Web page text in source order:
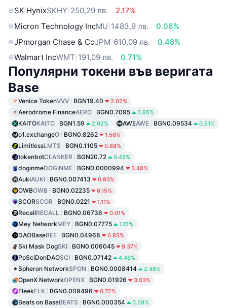
SK HynixSKHY 250,29 лв.
2.17%
Micron Technology IncMU 1483,9 лв.
0.06%
JPmorgan Chase & CoJPM 610,09 лв.
0.48%
Walmart IncWMT 191,09 лв. 0.71%
Популярни токени във веригата
Base
Venice TokenVVV BGN19.40 2.02%
Aerodrome FinanceAERO BGN0.7095 0.85%
KAITOKAITO BGN1.59 2.92% AWEAWE BGN0.09534 0.51%
o1.exchangeO BGN0.8262 1.56%
LimitlessLMTS BGN0.1105 0.88%
tokenbotCLANKER BGN20.72 0.43%
doginmeDOGINME BGN0.0000994 3.48%
AukiAUKI BGN0.007413 0.93%
OWBOWB BGN0.02235 6.15%
SCORSCOR BGN0.0221 1.11%
RecallRECALL BGN0.06736 0.01%
Mey NetworkMEY BGN0.07775 1.15%
DAOBaseBEE BGN0.04968 0.85%
Ski Mask DogSKI BGN0.006045 9.37%
PoSciDonDAOSCI BGN0.07142 4.46%
Spheron NetworkSPON BGN0.0008414 2.46%
OpenX NetworkOPENX BGN0.01926 3.03%
FleekFLK BGN0.009496 0.72%
Beats on BaseBEATS BGN0.000354 0.59%